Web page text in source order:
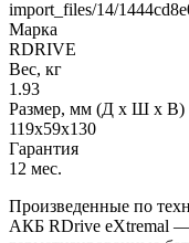
import_files/14/
Марка
RDRIVE
Вес, кг
1.93
Размер, мм (Д x Ш x В)
119x59x130
Гарантия
12 мес.
Произведенные по
АКБ RDrive eXtremal —